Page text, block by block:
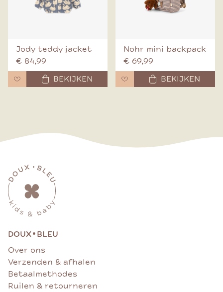
Jody teddy jacket
€ 84,99
BEKIJKEN
Nohr mini backpack
€ 69,99
BEKIJKEN
DOUX• BLEU
Over ons
Verzenden & afhalen
Betaalmethodes
Ruilen & retourneren